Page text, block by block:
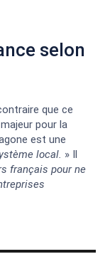
selon
que ce
pour la
est une
local. » Il
français pour ne